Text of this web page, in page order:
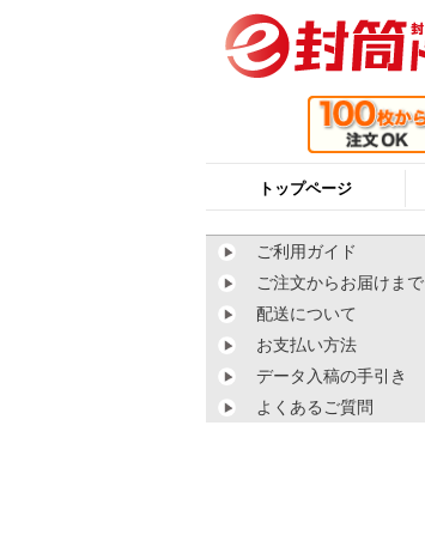
トップページ
ご利用ガイド
ご注文からお届けまで
配送について
お支払い方法
データ入稿の手引き
よくあるご質問